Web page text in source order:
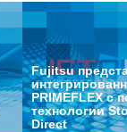
Fujitsu
PRIMEFLEX с
технологии
Direct